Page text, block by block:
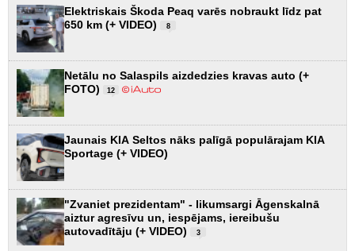
Elektriskais Škoda Peaq varēs nobraukt līdz pat
650 km (+ VIDEO)
8
Netālu no Salaspils aizdedzies kravas auto (+
FOTO)
12
Jaunais KIA Seltos nāks palīgā populārajam KIA
Sportage (+ VIDEO)
"Zvaniet prezidentam" - likumsargi Āgenskalnā
aiztur agresīvu un, iespējams, iereibušu
autovadītāju (+ VIDEO)
3